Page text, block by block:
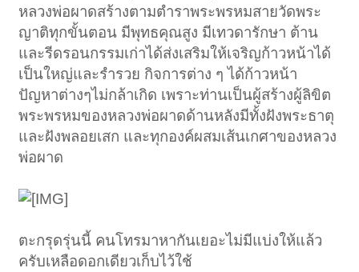
หลวงพ่อผาดสร้างตามตำราพระพรหมสายวัดพระ
ญาติทุกขั้นตอน มีพุทธคุณสูง มีเทวดารักษา ต้าน
และรีดรอนกรรมเก่าได้ส่งเสริมให้เจริญก้าวหน้าได้
เป็นใหญ่และรำรวย กิจการต่าง ๆ ได้ก้าวหน้า
ปัญหาต่างๆไม่กล้าเกิด เพราะท่านเป็นผู้สร้างผู้ลิขิต
พระพรหมของหลวงพ่อผาดด้านหลังมีทั้งฝังพระธาตุ
และฝังพลอยเสก และทุกองค์ผสมเส้นเกศาของหลวง
พ่อผาด
ตะกรุดรุ่นนี้ คนโทรมาหากันเยอะไม่มีแบ่งให้แล้ว
ครับเหลือดอกเดียวเก็บไว้ใช้